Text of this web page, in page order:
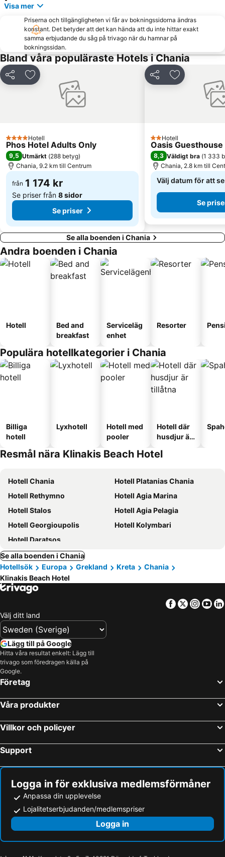
Harbour Chania
Halepa
Kalamaki
Ancient Aptera
Kalives
Kissamos Port
Cretan Wine Festival
KTEL Chanion
1866 Plateia
Maritime Museum of Creta
1821 Plateau - Splantzia
Avli
KTEL Chanion - Rethimnou
National Stadium of Chania
Agios Onoufrios
Kiani Akti
Maistrali
Vamos Traditional Village
Gramvousa Balos Cruises
Visa mer
Priserna och tillgängligheten vi får av bokningssidorna ändras
konstant. Det betyder att det kan hända att du inte hittar exakt
samma erbjudande du såg på trivago när du hamnar på
bokningssidan.
Bland våra populäraste Hotels i Chania
Dela Lägg till i Mina Favoriter
4 Stjärnor
Hotell
Phos Hotel Adults Only
9,5 Utmärkt (288 betyg)
Chania, 9.2 km till Centrum
från 1 174 kr
Se priser från 8 sidor
Se priser
Dela Lägg till i
2 Stjärnor
Hotell
Oasis Guesthouse
8,3 Väldigt bra (1 333
Chania, 2.8 km till
Välj datum för att
Se
Se alla boenden i Chania
Andra boenden i Chania
Hotell
Bed and
breakfast
Serviceläg
enhet
Resorter
Populära hotellkategorier i Chania
Billiga
hotell
Lyxhotell
Hotell med
pooler
Hotell där
husdjur är
Resmål nära Klinakis Beach Hotel
Hotell Chania
Hotell Platanias Chania
Hotell Rethymno
Hotell Agia Marina
Hotell Stalos
Hotell Agia Pelagia
Hotell Georgioupolis
Hotell Kolymbari
Hotell Daratsos
Se alla boenden i Chania
Hotellsök
Europa Grekland Kreta
Chania
Klinakis Beach Hotel
Facebook
Twitter
Välj ditt land
Lägg till på Google
Hitta våra resultat enkelt: Lägg till
trivago som föredragen källa på
Google.
Företag
Våra produkter
Villkor och policyer
Support
Logga in för exklusiva medlemsförmåner
Anpassa din upplevelse
Lojalitetserbjudanden/medlemspriser
Logga in